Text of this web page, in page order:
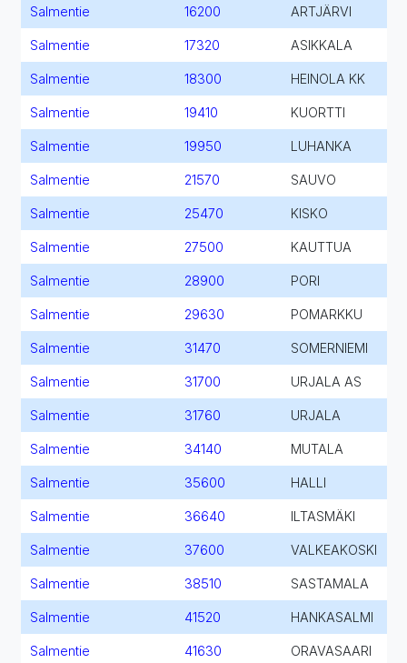
Salmentie 16200 ARTJÄRVI
Salmentie 17320 ASIKKALA
Salmentie 18300 HEINOLA KK
Salmentie 19410 KUORTTI
Salmentie 19950 LUHANKA
Salmentie 21570 SAUVO
Salmentie 25470 KISKO
Salmentie 27500 KAUTTUA
Salmentie 28900 PORI
Salmentie 29630 POMARKKU
Salmentie 31470 SOMERNIEMI
Salmentie 31700 URJALA AS
Salmentie 31760 URJALA
Salmentie 34140 MUTALA
Salmentie 35600 HALLI
Salmentie 36640 ILTASMÄKI
Salmentie 37600 VALKEAKOSKI
Salmentie 38510 SASTAMALA
Salmentie 41520 HANKASALMI
Salmentie 41630 ORAVASAARI